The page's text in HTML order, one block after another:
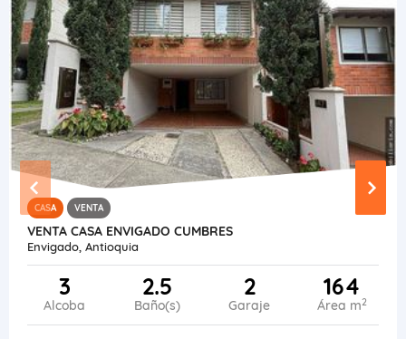
CASA VENTA
VENTA CASA ENVIGADO CUMBRES
Envigado, Antioquia
3
Alcoba
2.5
Baño(s)
2
Garaje
164
Área m2